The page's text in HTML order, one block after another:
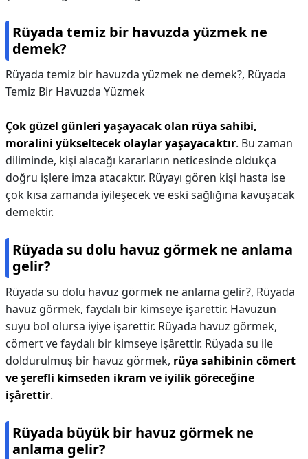
Rüyada temiz bir havuzda yüzmek ne
demek?
Rüyada temiz bir havuzda yüzmek ne demek?, ​​​Rüyada
Temiz Bir Havuzda Yüzmek
Çok güzel günleri yaşayacak olan rüya sahibi,
moralini yükseltecek olaylar yaşayacaktır. Bu zaman
diliminde, kişi alacağı kararların neticesinde oldukça
doğru işlere imza atacaktır. Rüyayı gören kişi hasta ise
çok kısa zamanda iyileşecek ve eski sağlığına kavuşacak
demektir.
Rüyada su dolu havuz görmek ne anlama
gelir?
Rüyada su dolu havuz görmek ne anlama gelir?, Rüyada
havuz görmek, faydalı bir kimseye işarettir. Havuzun
suyu bol olursa iyiye işarettir. Rüyada havuz görmek,
cömert ve faydalı bir kimseye işârettir. Rüyada su ile
doldurulmuş bir havuz görmek, rüya sahibinin cömert
ve şerefli kimseden ikram ve iyilik göreceğine
işârettir.
Rüyada büyük bir havuz görmek ne
anlama gelir?